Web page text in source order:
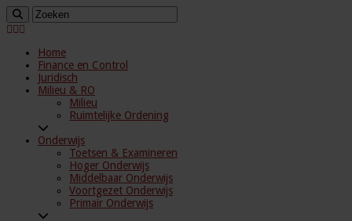
Home
Finance en Control
Juridisch
Milieu & RO
Milieu
Ruimtelijke Ordening
Onderwijs
Toetsen & Examineren
Hoger Onderwijs
Middelbaar Onderwijs
Voortgezet Onderwijs
Primair Onderwijs